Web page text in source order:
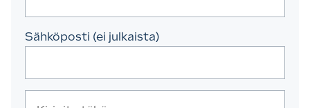
Sähköposti (ei julkaista)